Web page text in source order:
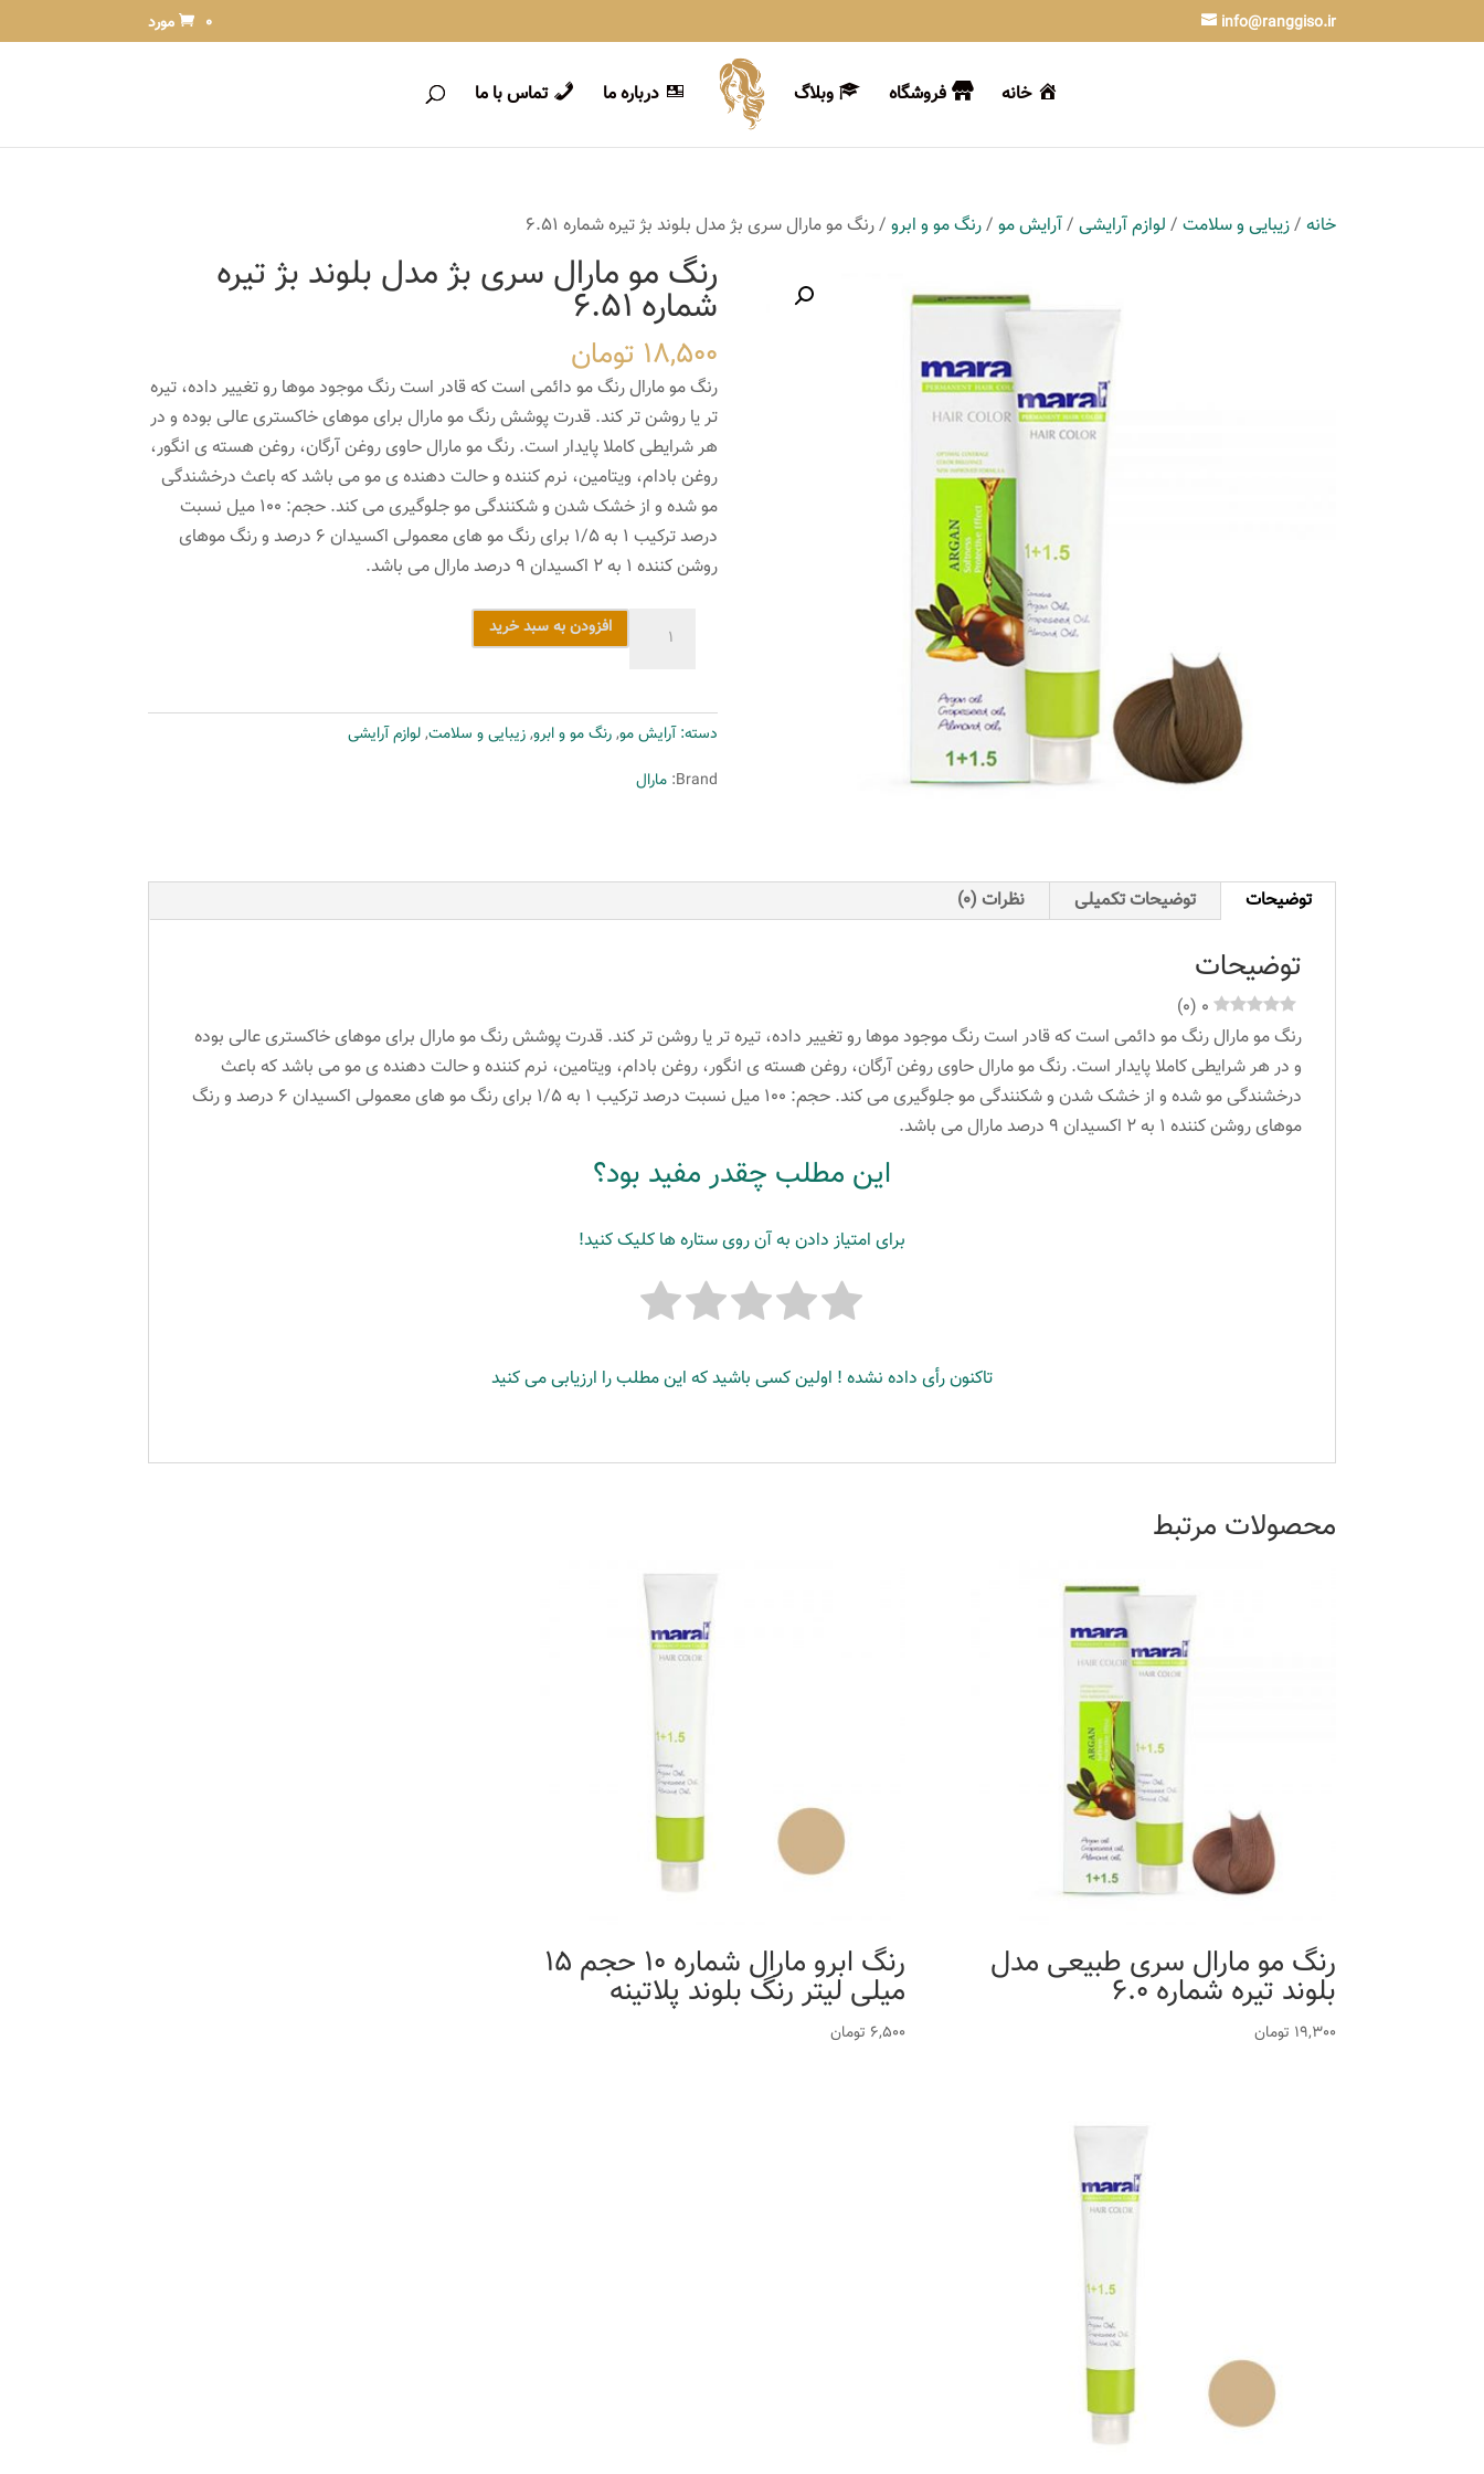
info@ranggiso.ir 0 مورد
خانه فروشگاه وبلاگ درباره ما تماس با ما
خانه /زیبایی و سلامت / لوازم آرایشی /آرایش مو /رنگ مو و ابرو / رنگ مو مارال سری بژ مدل بلوند بژ تیره شماره 6.51
رنگ مو مارال سری بژ مدل بلوند بژ تیره
شماره 6.51
18,500 تومان
رنگ مو مارال رنگ مو دائمی است که قادر است رنگ موجود موها رو تغییر داده، تیره
تر یا روشن تر کند. قدرت پوشش رنگ مو مارال برای موهای خاکستری عالی بوده و در
هر شرایطی کاملا پایدار است. رنگ مو مارال حاوی روغن آرگان، روغن هسته ی انگور،
روغن بادام، ویتامین، نرم کننده و حالت دهنده ی مو می باشد که باعث درخشندگی
مو شده و از خشک شدن و شکنندگی مو جلوگیری می کند. حجم: ۱۰۰ میل نسبت
درصد ترکیب ۱ به ۱/۵ برای رنگ مو های معمولی اکسیدان ۶ درصد و رنگ موهای
روشن کننده ۱ به ۲ اکسیدان ۹ درصد مارال می باشد.
سری
بژ
مدل
شماره
6.51
افزودن به سبد خرید
دسته:آرایش مو,رنگ مو و ابرو,زیبایی و سلامت,لوازم آرایشی
Brand: مارال
توضیحات توضیحات تکمیلی نظرات (0)
توضیحات
0
(
0
)
رنگ مو مارال رنگ مو دائمی است که قادر است رنگ موجود موها رو تغییر داده، تیره تر یا روشن تر کند. قدرت پوشش رنگ مو مارال برای موهای خاکستری عالی بوده
و در هر شرایطی کاملا پایدار است. رنگ مو مارال حاوی روغن آرگان، روغن هسته ی انگور، روغن بادام، ویتامین، نرم کننده و حالت دهنده ی مو می باشد که باعث
درخشندگی مو شده و از خشک شدن و شکنندگی مو جلوگیری می کند. حجم: ۱۰۰ میل نسبت درصد ترکیب ۱ به ۱/۵ برای رنگ مو های معمولی اکسیدان ۶ درصد و رنگ
موهای روشن کننده ۱ به ۲ اکسیدان ۹ درصد مارال می باشد.
این مطلب چقدر مفید بود؟
برای امتیاز دادن به آن روی ستاره ها کلیک کنید!
تاکنون رأی داده نشده ! اولین کسی باشید که این مطلب را ارزیابی می کنید
محصولات مرتبط
رنگ مو مارال سری طبیعی مدل
بلوند تیره شماره 6.0
19,300 تومان
رنگ ابرو مارال شماره 10 حجم 15
میلی لیتر رنگ بلوند پلاتینه
6,500 تومان